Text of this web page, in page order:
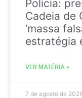
Policia:
Cadeia de
‘massa
estratégia
VER MATÉRIA »
7 de agosto de